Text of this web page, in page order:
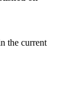
the current